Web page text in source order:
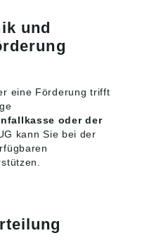
und
eine Förderung trifft
oder der
kann Sie bei der